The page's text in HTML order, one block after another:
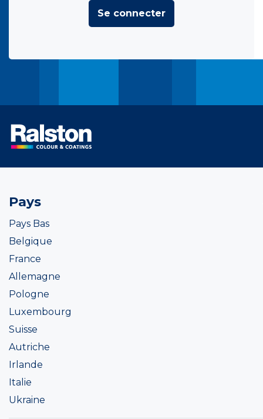
Se connecter
Pays
Pays Bas
Belgique
France
Allemagne
Pologne
Luxembourg
Suisse
Autriche
Irlande
Italie
Ukraine